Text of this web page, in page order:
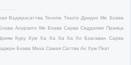
Ваджрасаттва Тенопа Тишта Дридхо Ме Бхава
Ануракто Ме Бхава Сарва Сиддхиме Праяца
Куру Хум Ха Ха Ха Ха Хо Бхагаван Сарва
Бхава Маха Самая Саттва Ах Хум Пхат